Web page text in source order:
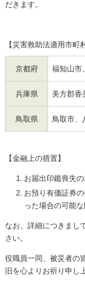
だきます。
【災害救助法適用市町
京都府 福知山市
兵庫県 美方郡香
鳥取県 鳥取市、
【金融上の措置】
お届出印鑑喪失
お預り有価証券
った場合の可能
なお、詳細につきまし
さい。
役職員一同、被災者の
旧を心よりお祈り申し